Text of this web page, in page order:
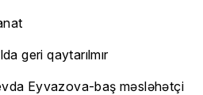
geri qaytarılmır
Eyvazova-baş məsləhətçi